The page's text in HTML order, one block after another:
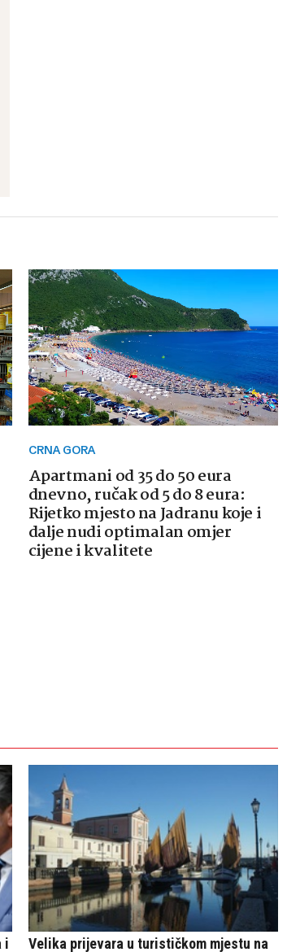
CRNA GORA
Apartmani od 35 do 50 eura
dnevno, ručak od 5 do 8 eura:
Rijetko mjesto na Jadranu koje i
dalje nudi optimalan omjer
cijene i kvalitete